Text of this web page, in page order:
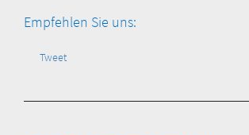
Empfehlen Sie uns:
Tweet